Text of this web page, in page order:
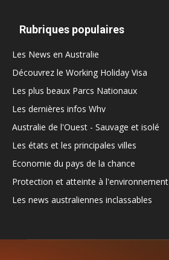
Rubriques populaires
Les News en Australie
Découvrez le Working Holiday Visa
Les plus beaux Parcs Nationaux
Les dernières infos Whv
Australie de l'Ouest - Sauvage et isolé
Les états et les principales villes
Economie du pays de la chance
Protection et atteinte à l'environnement
Les news australiennes inclassables